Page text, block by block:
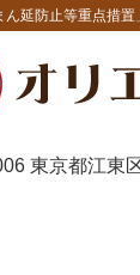
ん延防止等重点措置
東京都江東